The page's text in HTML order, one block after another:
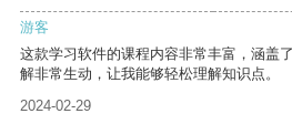
游客
这款学习软件的课程内容非常丰富，涵盖
解非常生动，让我能够轻松理解知识点。
2024-02-29